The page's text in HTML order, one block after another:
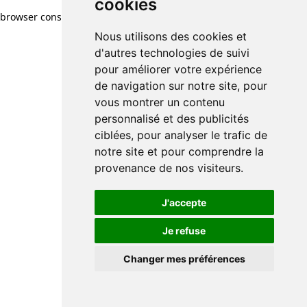
cookies
Nous utilisons des cookies et
d'autres technologies de suivi
pour améliorer votre expérience
de navigation sur notre site, pour
vous montrer un contenu
personnalisé et des publicités
ciblées, pour analyser le trafic de
notre site et pour comprendre la
provenance de nos visiteurs.
J'accepte
Je refuse
Changer mes préférences
browser console for more information)